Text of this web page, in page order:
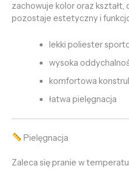
zachowuje kolor oraz
pozostaje estetyczny i
lekki poliester
wysoka
komfortowa
łatwa pielęgnacja
Pielęgnacja
Zaleca się pranie w